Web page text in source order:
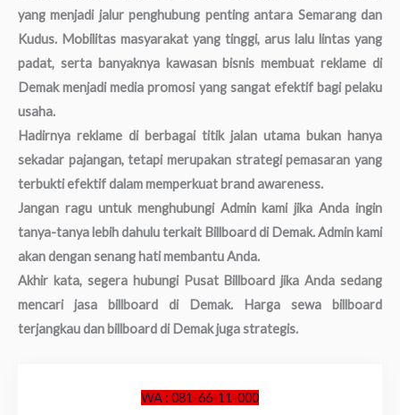
yang menjadi jalur penghubung penting antara Semarang dan
Kudus. Mobilitas masyarakat yang tinggi, arus lalu lintas yang
padat, serta banyaknya kawasan bisnis membuat reklame di
Demak menjadi media promosi yang sangat efektif bagi pelaku
usaha.
Hadirnya reklame di berbagai titik jalan utama bukan hanya
sekadar pajangan, tetapi merupakan strategi pemasaran yang
terbukti efektif dalam memperkuat brand awareness.
Jangan ragu untuk menghubungi Admin kami jika Anda ingin
tanya-tanya lebih dahulu terkait Billboard di Demak. Admin kami
akan dengan senang hati membantu Anda.
Akhir kata, segera hubungi Pusat Billboard jika Anda sedang
mencari jasa billboard di Demak. Harga sewa billboard
terjangkau dan billboard di Demak juga strategis.
WA : 081-66-11-000